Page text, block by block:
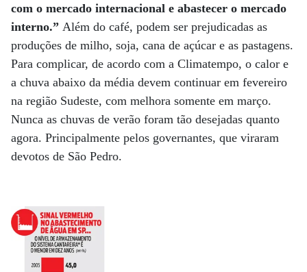
com o mercado internacional e abastecer o mercado
interno.” Além do café, podem ser prejudicadas as
produções de milho, soja, cana de açúcar e as pastagens.
Para complicar, de acordo com a Climatempo, o calor e
a chuva abaixo da média devem continuar em fevereiro
na região Sudeste, com melhora somente em março.
Nunca as chuvas de verão foram tão desejadas quanto
agora. Principalmente pelos governantes, que viraram
devotos de São Pedro.